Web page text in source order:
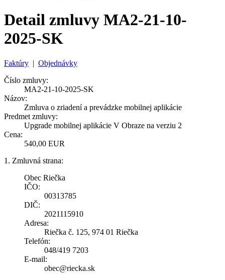
Detail zmluvy MA2-21-10-
2025-SK
Faktúry | Objednávky
Číslo zmluvy:
MA2-21-10-2025-SK
Názov:
Zmluva o zriadení a prevádzke mobilnej aplikácie
Predmet zmluvy:
Upgrade mobilnej aplikácie V Obraze na verziu 2
Cena:
540,00 EUR
1. Zmluvná strana:
Obec Riečka
IČO:
00313785
DIČ:
2021115910
Adresa:
Riečka č. 125, 974 01 Riečka
Telefón:
048/419 7203
E-mail:
obec@riecka.sk